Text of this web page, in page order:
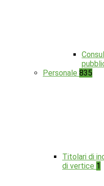
Personale 835
Titolari di
di vertice 1